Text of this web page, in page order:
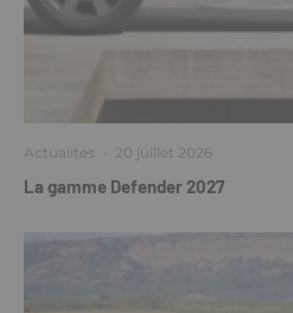
Actualités · 20 juillet 2026
La gamme Defender 2027